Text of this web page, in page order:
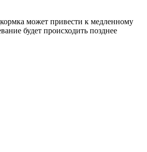
может привести к медленному
будет происходить позднее